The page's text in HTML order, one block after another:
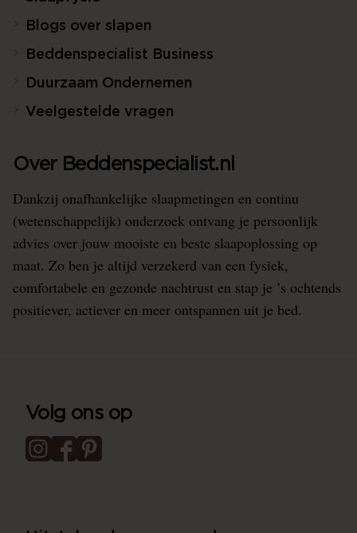
Blogs over slapen
Beddenspecialist Business
Duurzaam Ondernemen
Veelgestelde vragen
Over Beddenspecialist.nl
Dankzij onafhankelijke slaapmetingen en continu
(wetenschappelijk) onderzoek ontvang je persoonlijk
advies over jouw mooiste en beste slaapoplossing op
maat. Zo ben je altijd verzekerd van een fysiek,
comfortabele en gezonde nachtrust en stap je ’s ochtends
positiever, actiever en meer ontspannen uit je bed.
Volg ons op